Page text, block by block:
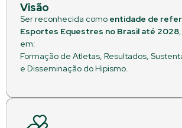
Visão
Ser reconhecida como entidade de
Esportes Equestres no Brasil até 2028
em:
Formação de Atletas, Resultados,
e Disseminação do Hipismo.